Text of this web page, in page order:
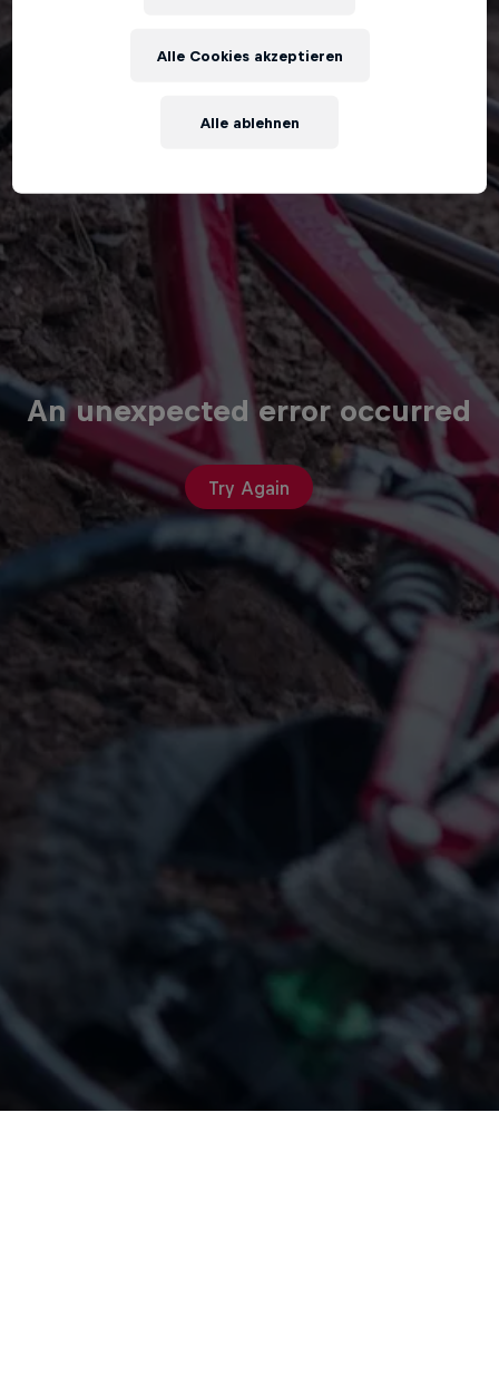
An unexpected error occurred
Try Again
Alle ablehnen
Alle Cookies akzeptieren